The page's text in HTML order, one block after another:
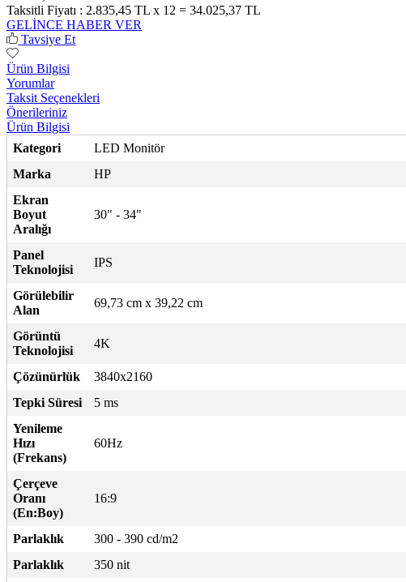
Taksitli Fiyatı : 2.835,45 TL x 12 = 34.025,37 TL
GELİNCE HABER VER
Tavsiye Et
Ürün Bilgisi
Yorumlar
Taksit Seçenekleri
Önerileriniz
Ürün Bilgisi
Kategori
LED Monitör
Marka
HP
Ekran
Boyut
Aralığı
30" - 34"
Panel
Teknolojisi
IPS
Görülebilir
Alan
69,73 cm x 39,22 cm
Görüntü
Teknolojisi
4K
Çözünürlük
3840x2160
Tepki Süresi
5 ms
Yenileme
Hızı
(Frekans)
60Hz
Çerçeve
Oranı
(En:Boy)
16:9
Parlaklık
300 - 390 cd/m2
Parlaklık
350 nit